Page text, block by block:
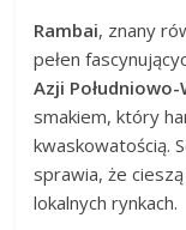
Rambai, znany
pełen
Azji
smakiem, który
kwaskowatością.
sprawia, że
lokalnych rynkach.